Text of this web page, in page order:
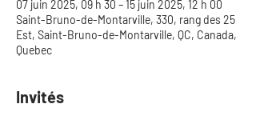
07 juin 2025, 09 h 30 – 15 juin 2025, 12 h 00
Saint-Bruno-de-Montarville, 330, rang des 25
Est, Saint-Bruno-de-Montarville, QC, Canada,
Quebec
Invités